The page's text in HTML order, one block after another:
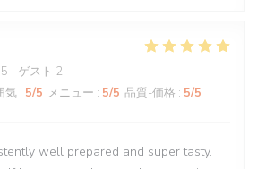
- ゲスト 2
気 : 5/5 メニュー : 5/5 品質-価格 : 5/5
well prepared and super tasty.